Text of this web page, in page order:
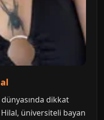
dikkat
üniversiteli bayan